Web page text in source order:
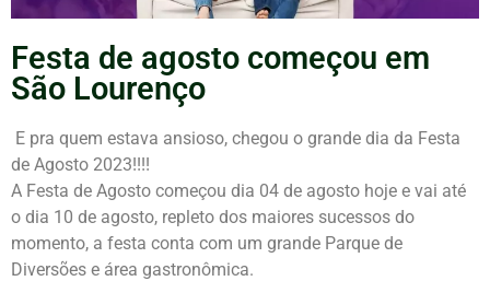
Festa de agosto começou em
São Lourenço
E pra quem estava ansioso, chegou o grande dia da Festa
de Agosto 2023!!!!
A Festa de Agosto começou dia 04 de agosto hoje e vai até
o dia 10 de agosto, repleto dos maiores sucessos do
momento, a festa conta com um grande Parque de
Diversões e área gastronômica.